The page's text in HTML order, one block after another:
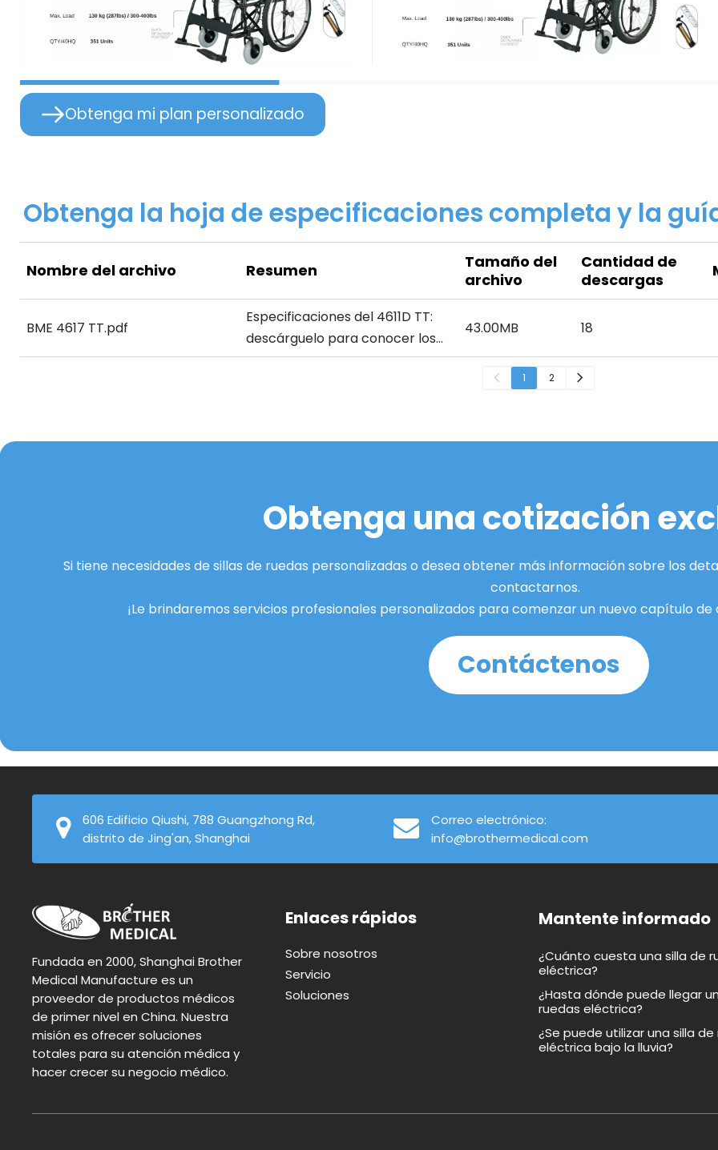
Obtenga mi plan personalizado
Obtenga la hoja de especificaciones completa y la
Nombre del archivo Resumen
Tamaño del
archivo
Cantidad de
descargas
BME 4617 TT.pdf
Especificaciones del 4611D TT:
descárguelo para conocer los
tamaños de neumáticos
43.00MB 18
1 2
Obtenga una cotización
Si tiene necesidades de sillas de ruedas personalizadas o desea obtener más información sobre los
contactarnos.
¡Le brindaremos servicios profesionales personalizados para comenzar un nuevo capítulo
Contáctenos
606 Edificio Qiushi, 788 Guangzhong Rd,
distrito de Jing'an, Shanghai
Correo electrónico:
info@brothermedical.com
Fundada en 2000, Shanghai Brother
Medical Manufacture es un
proveedor de productos médicos
de primer nivel en China. Nuestra
misión es ofrecer soluciones
totales para su atención médica y
hacer crecer su negocio médico.
Enlaces rápidos
Sobre nosotros
Servicio
Soluciones
Mantente informado
¿Cuánto cuesta una silla de
eléctrica?
¿Hasta dónde puede llegar
ruedas eléctrica?
¿Se puede utilizar una silla de
eléctrica bajo la lluvia?